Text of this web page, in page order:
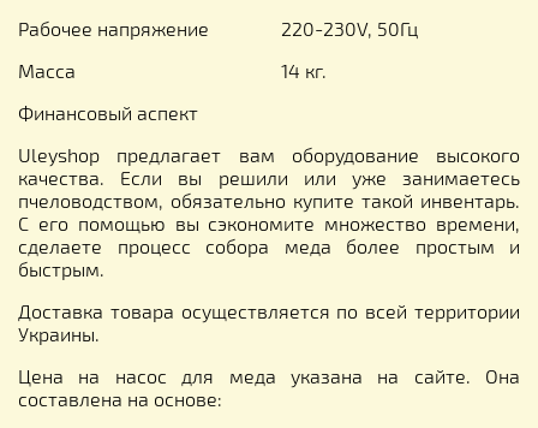
Рабочее напряжение
220-230V, 50Гц
Масса
14 кг.
Финансовый аспект
Uleyshop предлагает вам оборудование высокого
качества. Если вы решили или уже занимаетесь
пчеловодством, обязательно купите такой инвентарь.
С его помощью вы сэкономите множество времени,
сделаете процесс собора меда более простым и
быстрым.
Доставка товара осуществляется по всей территории
Украины.
Цена на насос для меда указана на сайте. Она
составлена на основе: